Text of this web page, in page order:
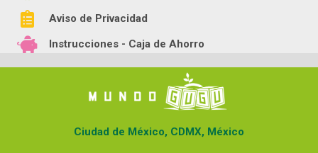
Aviso de Privacidad
Instrucciones - Caja de Ahorro
Ciudad de México, CDMX, México